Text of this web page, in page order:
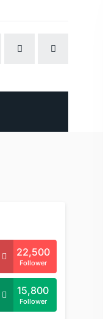
22,500
Follower
15,800
Follower